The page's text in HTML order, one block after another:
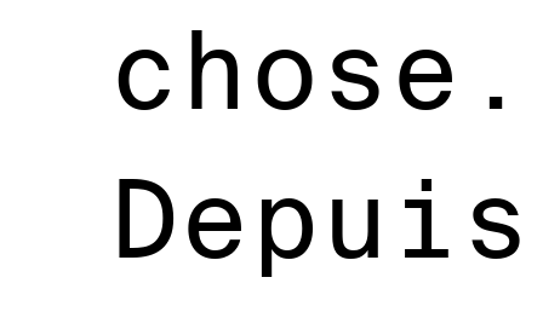
chose.
Depuis